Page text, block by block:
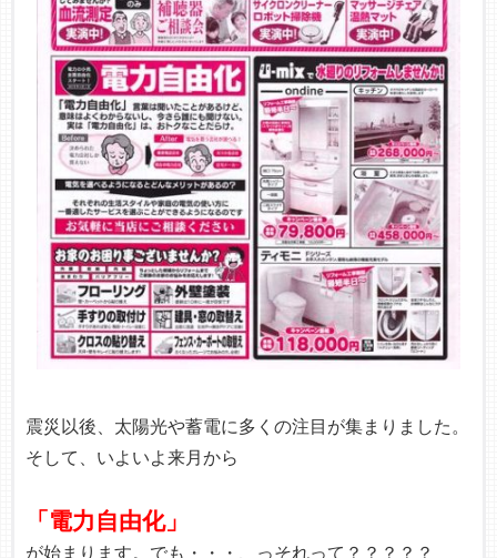
震災以後、太陽光や蓄電に多くの注目が集まりました。
そして、いよいよ来月から
「電力自由化」
が始まります。でも・・・、っそれって？？？？？